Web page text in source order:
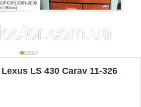
LS 430 Carav 11-326